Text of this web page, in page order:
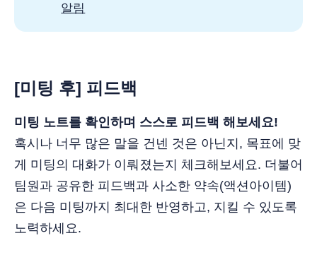
알림
[미팅 후] 피드백
미팅 노트를 확인하며 스스로 피드백 해보세요!
혹시나 너무 많은 말을 건넨 것은 아닌지, 목표에 맞
게 미팅의 대화가 이뤄졌는지 체크해보세요. 더불어
팀원과 공유한 피드백과 사소한 약속(액션아이템)
은 다음 미팅까지 최대한 반영하고, 지킬 수 있도록
노력하세요.